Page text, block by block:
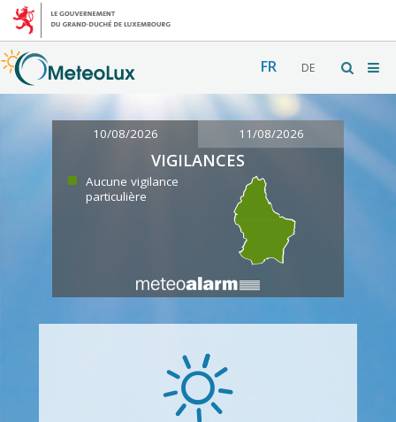
FR DE
10/08/2026 11/08/2026
VIGILANCES
Aucune vigilance
particulière